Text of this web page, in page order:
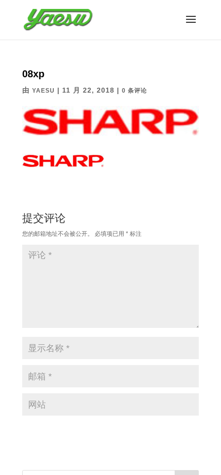
08xp
由 YAESU | 11 月 22, 2018 | 0 条评论
提交评论
您的邮箱地址不会被公开。 必填项已用 *标注